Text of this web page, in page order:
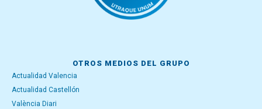
OTROS MEDIOS DEL GRUPO
Actualidad Valencia
Actualidad Castellón
València Diari